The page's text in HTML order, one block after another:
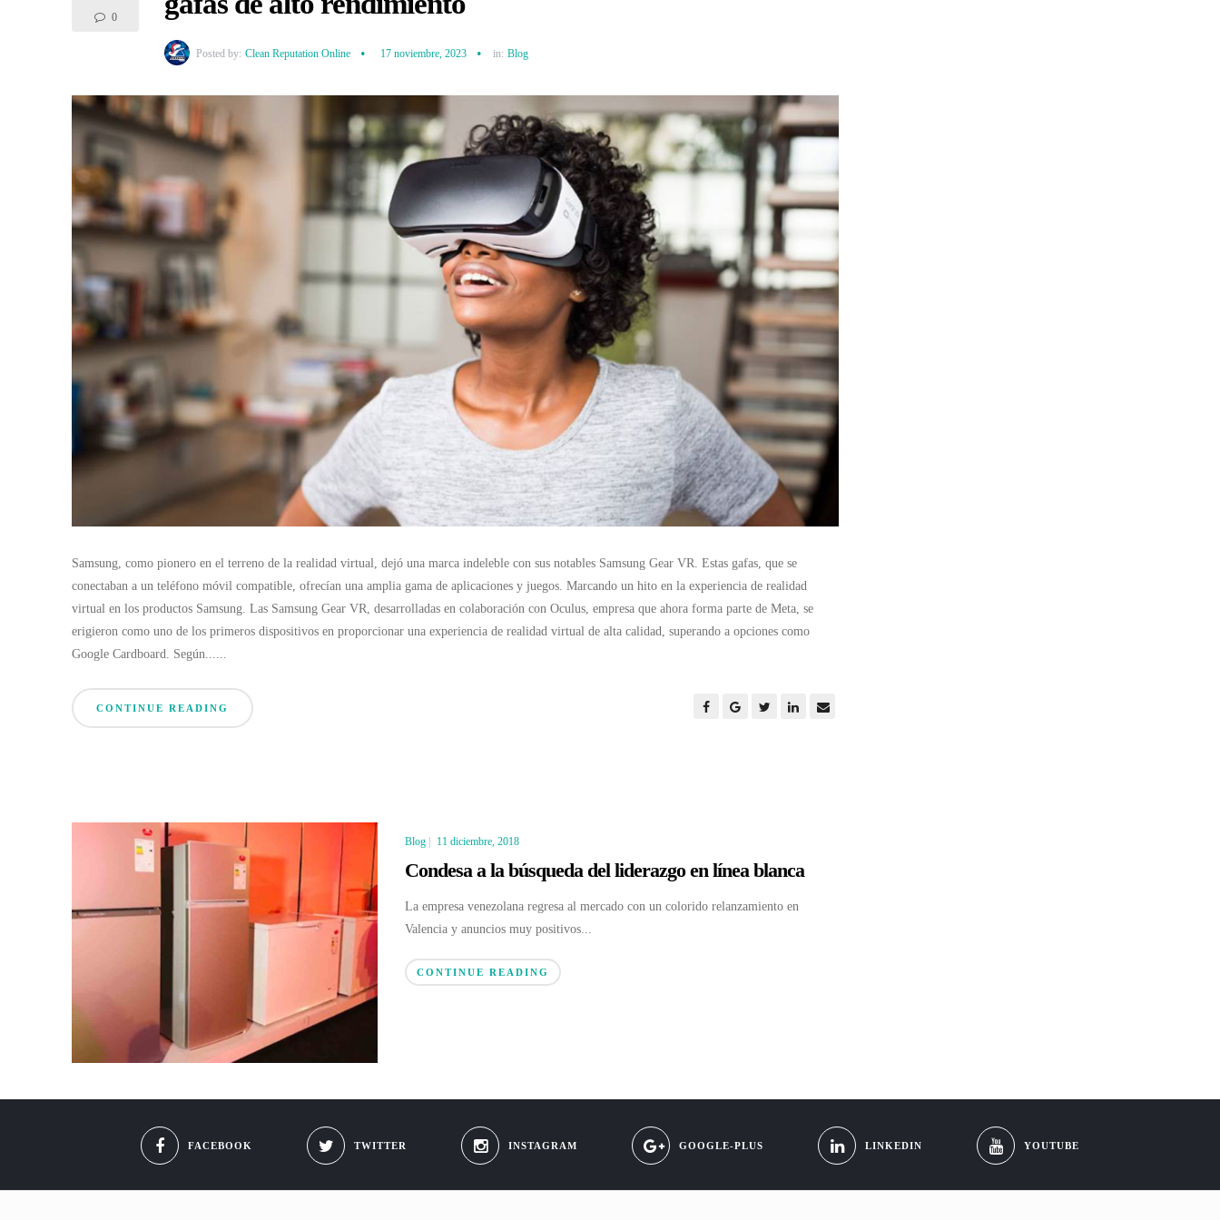
0
Posted by: Clean Reputation Online 17 noviembre, 2023 in: Blog
Samsung, como pionero en el terreno de la realidad virtual, dejó una marca indeleble con sus notables Samsung Gear VR. Estas gafas, que se
conectaban a un teléfono móvil compatible, ofrecían una amplia gama de aplicaciones y juegos. Marcando un hito en la experiencia de realidad
virtual en los productos Samsung. Las Samsung Gear VR, desarrolladas en colaboración con Oculus, empresa que ahora forma parte de Meta, se
erigieron como uno de los primeros dispositivos en proporcionar una experiencia de realidad virtual de alta calidad, superando a opciones como
Google Cardboard. Según......
CONTINUE READING
Blog 11 diciembre, 2018
Condesa a la búsqueda del liderazgo en línea blanca
La empresa venezolana regresa al mercado con un colorido relanzamiento en
Valencia y anuncios muy positivos...
CONTINUE READING
FACEBOOK TWITTER INSTAGRAM GOOGLE-PLUS LINKEDIN YOUTUBE